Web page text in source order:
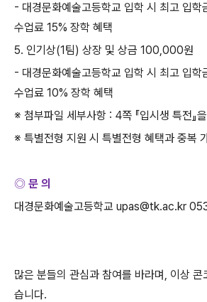
- 대경문화예술고등학교 입학 시 최고 입학
수업료 15% 장학 혜택
5. 인기상(1팀) 상장 및 상금 100,000원
- 대경문화예술고등학교 입학 시 최고 입학
수업료 10% 장학 혜택
※ 첨부파일 세부사항 : 4쪽 『입시생 특전』
※ 특별전형 지원 시 특별전형 혜택과 중복
◎ 문 의
대경문화예술고등학교 upas@tk.ac.kr
많은 분들의 관심과 참여를 바라며, 이상 콘
습니다.